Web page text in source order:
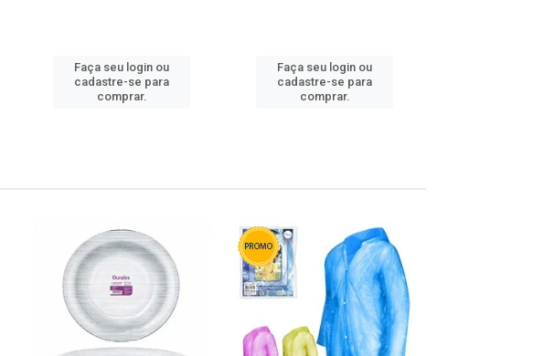
Faça seu login ou
cadastre-se para
comprar.
Faça seu login ou
cadastre-se para
comprar.